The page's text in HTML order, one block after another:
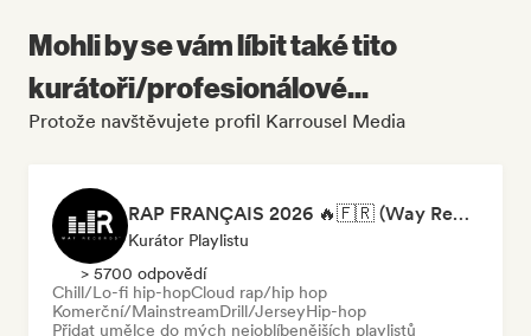
Mohli by se vám líbit také tito
kurátoři/profesionálové...
Protože navštěvujete profil Karrousel Media
RAP FRANÇAIS 2026 🔥🇫🇷 (Way Records)
Kurátor Playlistu
> 5700 odpovědí
Chill/Lo-fi hip-hopCloud rap/hip hop
Komerční/MainstreamDrill/JerseyHip-hop
Přidat umělce do mých nejoblíbenějších playlistů